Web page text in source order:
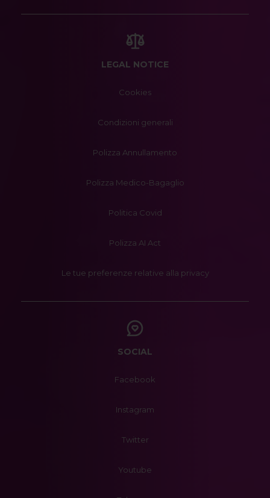
LEGAL NOTICE
Cookies
Condizioni generali
Polizza Annullamento
Polizza Medico-Bagaglio
Politica Covid
Polizza AI Act
Le tue preferenze relative alla privacy
SOCIAL
Facebook
Instagram
Twitter
Youtube